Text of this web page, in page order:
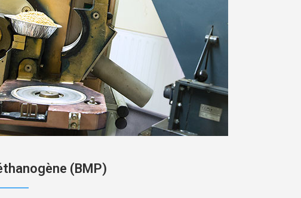
(BMP)